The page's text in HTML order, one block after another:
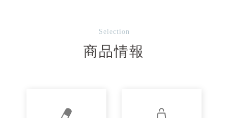
Selection
商品情報